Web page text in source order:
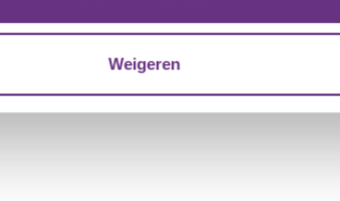
linksonder op de pagina.
Weigeren